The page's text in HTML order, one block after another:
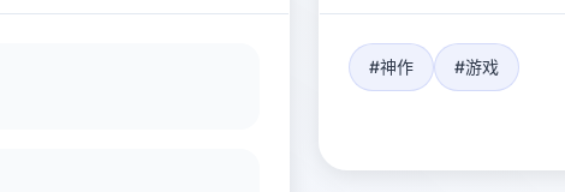
#神作 #游戏